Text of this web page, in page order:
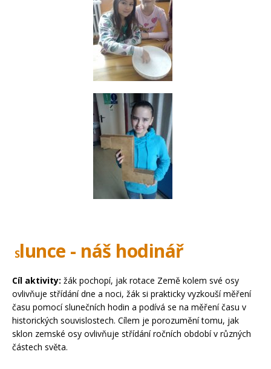
Slunce - náš hodinář
Cíl aktivity: žák pochopí, jak rotace Země kolem své osy
ovlivňuje střídání dne a noci, žák si prakticky vyzkouší měření
času pomocí slunečních hodin a podívá se na měření času v
historických souvislostech. Cílem je porozumění tomu, jak
sklon zemské osy ovlivňuje střídání ročních období v různých
částech světa.